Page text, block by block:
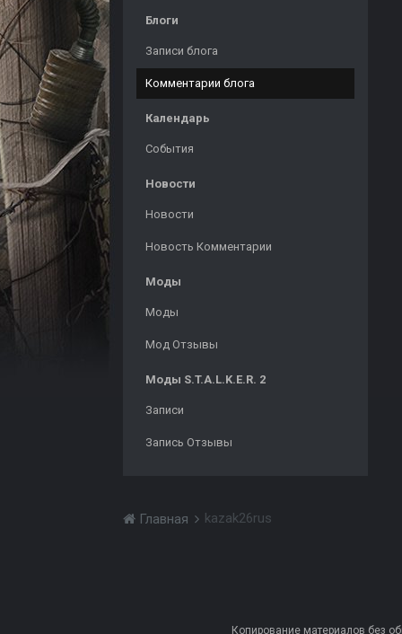
Блоги
Записи блога
Комментарии блога
Календарь
События
Новости
Новости
Новость Комментарии
Моды
Моды
Мод Отзывы
Моды S.T.A.L.K.E.R. 2
Записи
Запись Отзывы
Главная kazak26rus
Копирование материалов без